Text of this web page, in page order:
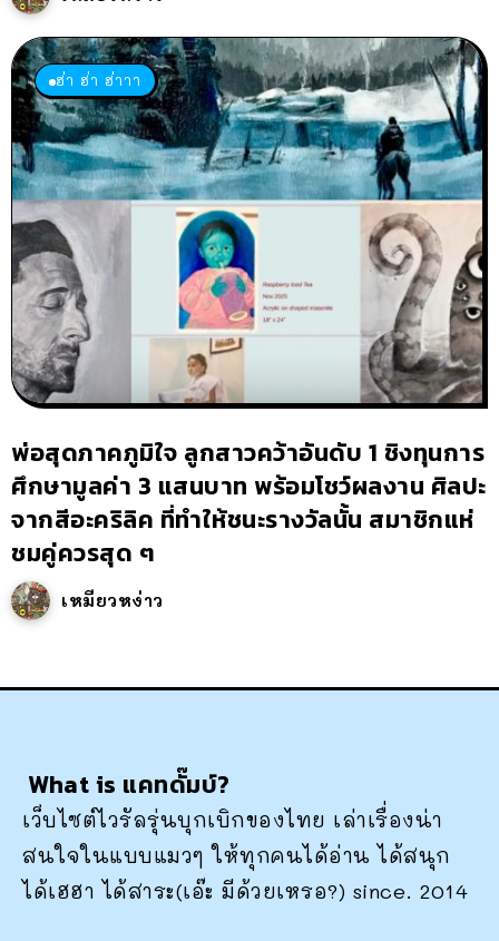
ฮ่า ฮ่า ฮ่าาา
พ่อสุดภาคภูมิใจ ลูกสาวคว้าอันดับ 1 ชิงทุนการ
ศึกษามูลค่า 3 แสนบาท พร้อมโชว์ผลงาน ศิลปะ
จากสีอะคริลิค ที่ทำให้ชนะรางวัลนั้น สมาชิกแห่
ชมคู่ควรสุด ๆ
เหมียวหง่าว
What is แคทดั๊มบ์?
เว็บไซต์ไวรัลรุ่นบุกเบิกของไทย เล่าเรื่องน่า
สนใจในแบบแมวๆ ให้ทุกคนได้อ่าน ได้สนุก
ได้เฮฮา ได้สาระ(เอ๊ะ มีด้วยเหรอ?) since. 2014